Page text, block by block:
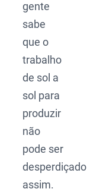
gente
sabe
que o
trabalho
de sol a
sol para
produzir
não
pode ser
desperdiçado
assim.